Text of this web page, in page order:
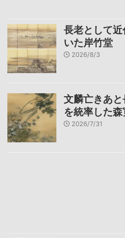
長老として
いた岸竹堂
2026/8/3
文麟亡きあ
を統率した
2026/7/31